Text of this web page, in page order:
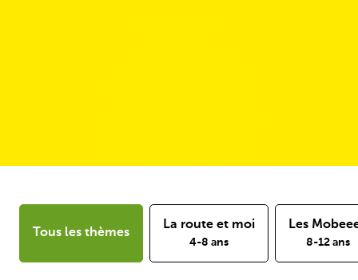
Tous les thèmes
La route et moi
4-8 ans
Les
8-12 ans